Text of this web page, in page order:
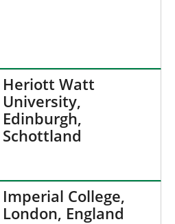
Heriott Watt
University,
Edinburgh,
Schottland
Imperial College,
London, England